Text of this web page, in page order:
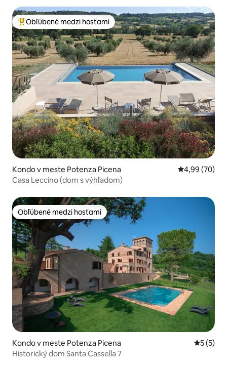
Najobľúbenejšie medzi hosťami
Obľúbené medzi hosťami
Kondo v meste Potenza Picena Priemerné
4,99 (70)
Casa Leccino (dom s výhľadom)
Obľúbené medzi hosťami
Obľúbené medzi hosťami
Kondo v meste Potenza Picena
5 (5)
Historický dom Santa Cassella 7